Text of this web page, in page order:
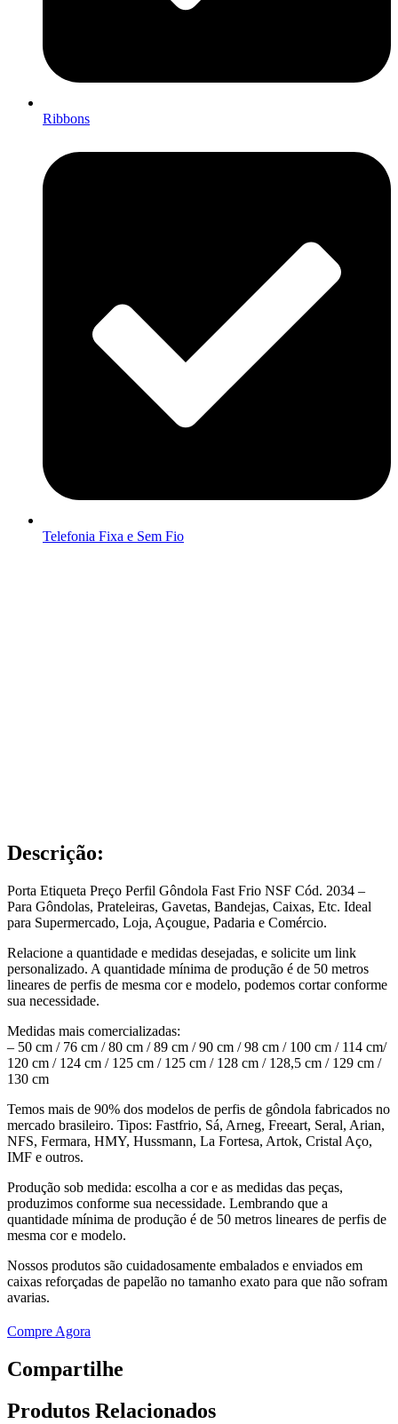
Ribbons
Telefonia Fixa e Sem Fio
Descrição:
Porta Etiqueta Preço Perfil Gôndola Fast Frio NSF Cód. 2034 –
Para Gôndolas, Prateleiras, Gavetas, Bandejas, Caixas, Etc. Ideal
para Supermercado, Loja, Açougue, Padaria e Comércio.
Relacione a quantidade e medidas desejadas, e solicite um link
personalizado. A quantidade mínima de produção é de 50 metros
lineares de perfis de mesma cor e modelo, podemos cortar conforme
sua necessidade.
Medidas mais comercializadas:
– 50 cm / 76 cm / 80 cm / 89 cm / 90 cm / 98 cm / 100 cm / 114 cm/
120 cm / 124 cm / 125 cm / 125 cm / 128 cm / 128,5 cm / 129 cm /
130 cm
Temos mais de 90% dos modelos de perfis de gôndola fabricados no
mercado brasileiro. Tipos: Fastfrio, Sá, Arneg, Freeart, Seral, Arian,
NFS, Fermara, HMY, Hussmann, La Fortesa, Artok, Cristal Aço,
IMF e outros.
Produção sob medida: escolha a cor e as medidas das peças,
produzimos conforme sua necessidade. Lembrando que a
quantidade mínima de produção é de 50 metros lineares de perfis de
mesma cor e modelo.
Nossos produtos são cuidadosamente embalados e enviados em
caixas reforçadas de papelão no tamanho exato para que não sofram
avarias.
Compre Agora
Compartilhe
Produtos Relacionados